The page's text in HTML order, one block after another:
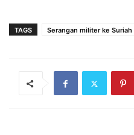
TAGS Serangan militer ke Suriah